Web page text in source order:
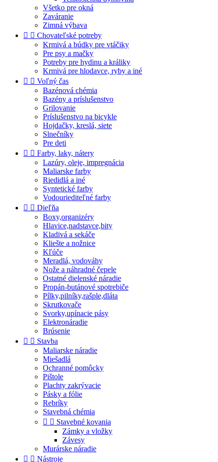
Všetko pre okná
Zaváranie
Zimná výbava
  Chovateľské potreby
Krmivá a búdky pre vtáčiky
Pre psy a mačky
Potreby pre hydinu a králiky
Krmivá pre hlodavce, ryby a iné
  Voľný čas
Bazénová chémia
Bazény a príslušenstvo
Grilovanie
Príslušenstvo na bicykle
Hojdačky, kreslá, siete
Slnečníky
Pre deti
  Farby, laky, nátery
Lazúry, oleje, impregnácia
Maliarske farby
Riedidlá a iné
Syntetické farby
Vodouriediteľné farby
  Dieľňa
Boxy,organizéry
Hlavice,nadstavce,bity
Kladivá a sekáče
Kliešte a nožnice
Kľúče
Meradlá, vodováhy
Nože a náhradné čepele
Ostatné dielenské náradie
Propán-butánové spotrebiče
Pílky,pilníky,rašple,dláta
Skrutkovače
Svorky,upínacie pásy
Elektronáradie
Brúsenie
  Stavba
Maliarske náradie
Miešadlá
Ochranné pomôcky
Pištole
Plachty zakrývacie
Pásky a fólie
Rebríky
Stavebná chémia
  Stavebné kovania
Zámky a vložky
Závesy
Murárske náradie
  Nástroje